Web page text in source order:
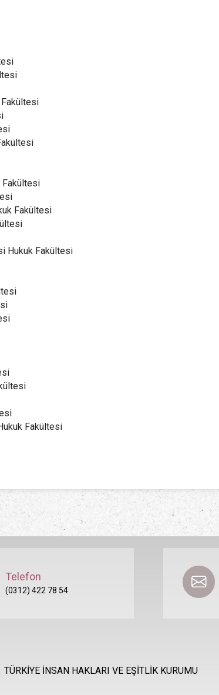
Fakültesi
Fakültesi
Fakültesi
Hukuk Fakültesi
Fakültesi
Telefon
(0312) 422 78 54
TÜRKİYE İNSAN HAKLARI VE EŞİTLİK KURUMU